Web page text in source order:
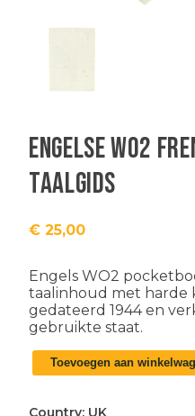
Engelse WO2
taalgids
€ 25,00
Engels WO2
taalinhoud met harde
gedateerd 1944 en
gebruikte staat.
Engelse
WO2
English
Toevoegen aan
Country: UK